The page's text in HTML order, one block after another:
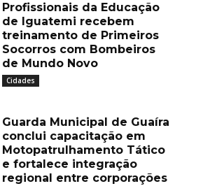
Profissionais da Educação
de Iguatemi recebem
treinamento de Primeiros
Socorros com Bombeiros
de Mundo Novo
Cidades
Guarda Municipal de Guaíra
conclui capacitação em
Motopatrulhamento Tático
e fortalece integração
regional entre corporações